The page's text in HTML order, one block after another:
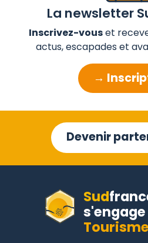
La newsletter
Inscrivez-vouset
actus, escapades et
→
Devenir
Sud